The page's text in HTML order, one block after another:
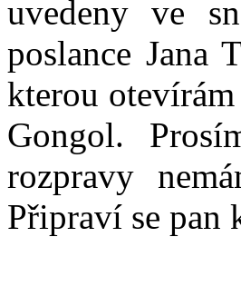
uvedeny ve
poslance Jana
kterou
Gongol.
rozpravy
Připraví se pan